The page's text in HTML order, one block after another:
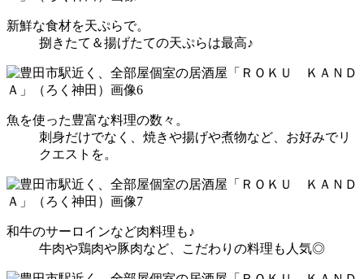
新鮮な食材を天ぷらで。
捌きたて＆揚げたての天ぷらは最高♪
魚を使った豊富な料理の数々。
刺身だけでなく、焼きや揚げや煮物など、お好みでリ
クエストを。
和牛のサーロインなど肉料理も♪
牛肉や鶏肉や豚肉など、こだわりの料理も人気◎